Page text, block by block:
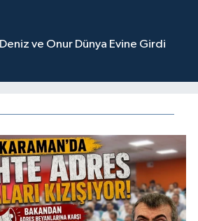
Deniz ve Onur Dünya Evine Girdi